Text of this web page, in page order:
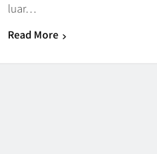
luar…
Read More